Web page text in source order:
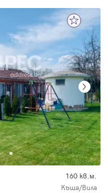
160 кв.м.
Къща/Вила